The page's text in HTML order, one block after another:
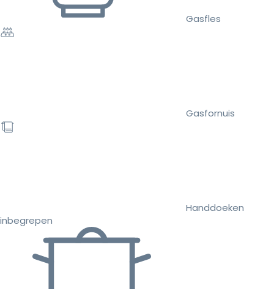
Gasfles
Gasfornuis
Handdoeken
inbegrepen